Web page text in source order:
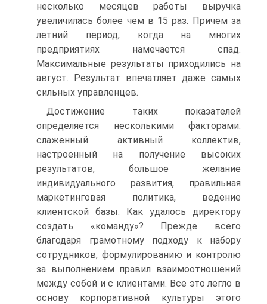
несколько месяцев работы выручка
увеличилась более чем в 15 раз. Причем за
летний период, когда на многих
предприятиях намечается спад.
Максимальные результаты приходились на
август. Результат впечатляет даже самых
сильных управленцев.
Достижение таких показателей
определяется несколькими факторами:
слаженный активный коллектив,
настроенный на получение высоких
результатов, большое желание
индивидуального развития, правильная
маркетинговая политика, ведение
клиентской базы. Как удалось директору
создать «команду»? Прежде всего
благодаря грамотному подходу к набору
сотрудников, формулированию и контролю
за выполнением правил взаимоотношений
между собой и с клиентами. Все это легло в
основу корпоративной культуры этого